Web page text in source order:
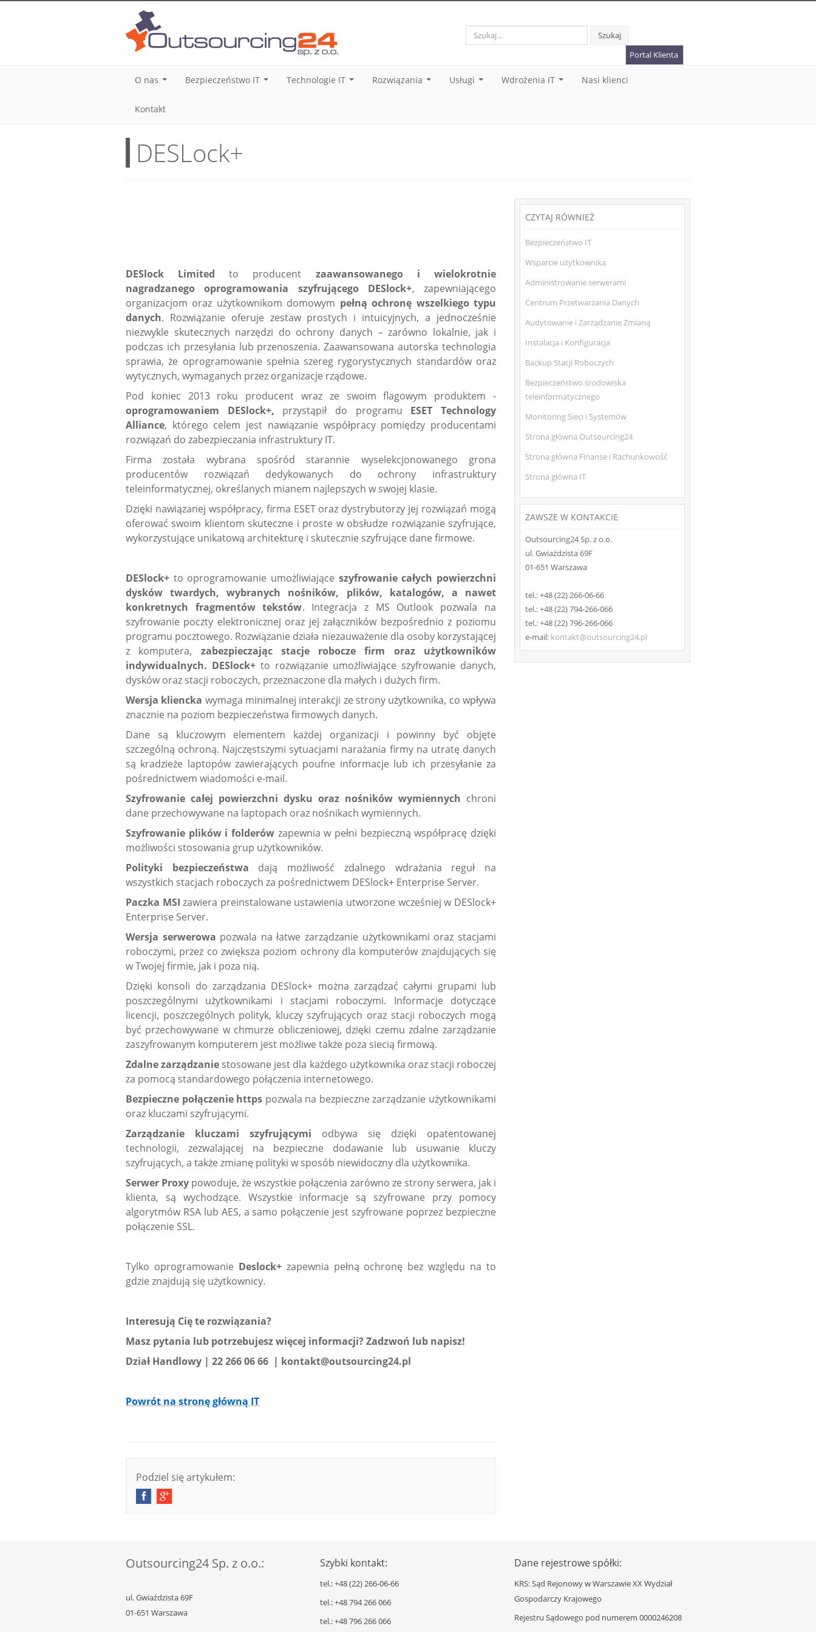
Szukaj
Portal Klienta
O nas Bezpieczeństwo IT Technologie IT Rozwiązania Usługi Wdrożenia IT Nasi klienci
Kontakt
DESLock+
DESlock Limitedto producent zaawansowanego i wielokrotnie
nagradzanego oprogramowania szyfrującego DESlock+, zapewniającego
organizacjom oraz użytkownikom domowym pełną ochronę wszelkiego typu
danych. Rozwiązanie oferuje zestaw prostych i intuicyjnych, a jednocześnie
niezwykle skutecznych narzędzi do ochrony danych – zarówno lokalnie, jak i
podczas ich przesyłania lub przenoszenia. Zaawansowana autorska technologia
sprawia, że oprogramowanie spełnia szereg rygorystycznych standardów oraz
wytycznych, wymaganych przez organizacje rządowe.
Pod koniec 2013 roku producent wraz ze swoim flagowym produktem -
oprogramowaniem DESlock+, przystąpił do programu ESET Technology
Alliance, którego celem jest nawiązanie współpracy pomiędzy producentami
rozwiązań do zabezpieczania infrastruktury IT.
Firma została wybrana spośród starannie wyselekcjonowanego grona
producentów rozwiązań dedykowanych do ochrony infrastruktury
teleinformatycznej, określanych mianem najlepszych w swojej klasie.
Dzięki nawiązanej współpracy, firma ESET oraz dystrybutorzy jej rozwiązań mogą
oferować swoim klientom skuteczne i proste w obsłudze rozwiązanie szyfrujące,
wykorzystujące unikatową architekturę i skutecznie szyfrujące dane firmowe.
DESlock+ to oprogramowanie umożliwiające szyfrowanie całych powierzchni
dysków twardych, wybranych nośników, plików, katalogów, a nawet
konkretnych fragmentów tekstów. Integracja z MS Outlook pozwala na
szyfrowanie poczty elektronicznej oraz jej załączników bezpośrednio z poziomu
programu pocztowego. Rozwiązanie działa niezauważenie dla osoby korzystającej
z komputera, zabezpieczając stacje robocze firm oraz użytkowników
indywidualnych. DESlock+to rozwiązanie umożliwiające szyfrowanie danych,
dysków oraz stacji roboczych, przeznaczone dla małych i dużych firm.
Wersja kliencka wymaga minimalnej interakcji ze strony użytkownika, co wpływa
znacznie na poziom bezpieczeństwa firmowych danych.
Dane są kluczowym elementem każdej organizacji i powinny być objęte
szczególną ochroną. Najczęstszymi sytuacjami narażania firmy na utratę danych
są kradzieże laptopów zawierających poufne informacje lub ich przesyłanie za
pośrednictwem wiadomości e-mail.
Szyfrowanie całej powierzchni dysku oraz nośników wymiennych chroni
dane przechowywane na laptopach oraz nośnikach wymiennych.
Szyfrowanie plików i folderów zapewnia w pełni bezpieczną współpracę dzięki
możliwości stosowania grup użytkowników.
Polityki bezpieczeństwa dają możliwość zdalnego wdrażania reguł na
wszystkich stacjach roboczych za pośrednictwem DESlock+ Enterprise Server.
Paczka MSIzawiera preinstalowane ustawienia utworzone wcześniej w DESlock+
Enterprise Server.
Wersja serwerowa pozwala na łatwe zarządzanie użytkownikami oraz stacjami
roboczymi, przez co zwiększa poziom ochrony dla komputerów znajdujących się
w Twojej firmie, jak i poza nią.
Dzięki konsoli do zarządzania DESlock+ można zarządzać całymi grupami lub
poszczególnymi użytkownikami i stacjami roboczymi. Informacje dotyczące
licencji, poszczególnych polityk, kluczy szyfrujących oraz stacji roboczych mogą
być przechowywane w chmurze obliczeniowej, dzięki czemu zdalne zarządzanie
zaszyfrowanym komputerem jest możliwe także poza siecią firmową.
Zdalne zarządzanie stosowane jest dla każdego użytkownika oraz stacji roboczej
za pomocą standardowego połączenia internetowego.
Bezpieczne połączenie https pozwala na bezpieczne zarządzanie użytkownikami
oraz kluczami szyfrującymi.
Zarządzanie kluczami szyfrującymi odbywa się dzięki opatentowanej
technologii, zezwalającej na bezpieczne dodawanie lub usuwanie kluczy
szyfrujących, a także zmianę polityki w sposób niewidoczny dla użytkownika.
Serwer Proxy powoduje, że wszystkie połączenia zarówno ze strony serwera, jak i
klienta, są wychodzące. Wszystkie informacje są szyfrowane przy pomocy
algorytmów RSA lub AES, a samo połączenie jest szyfrowane poprzez bezpieczne
połączenie SSL.
Tylko oprogramowanie Deslock+zapewnia pełną ochronę bez względu na to
gdzie znajdują się użytkownicy.
Interesują Cię te rozwiązania?
Masz pytania lub potrzebujesz więcej informacji? Zadzwoń lub napisz!
Dział Handlowy | 22 266 06 66 | kontakt@outsourcing24.pl
Powrót na stronę główną IT
Podziel się artykułem:
CZYTAJ RÓWNIEŻ
Bezpieczeństwo IT
Wsparcie użytkownika
Administrowanie serwerami
Centrum Przetwarzania Danych
Audytowanie i Zarządzanie Zmianą
Instalacja i Konfiguracja
Backup Stacji Roboczych
Bezpieczeństwo środowiska
teleinformatycznego
Monitoring Sieci i Systemów
Strona główna Outsourcing24
Strona główna Finanse i Rachunkowość
Strona główna IT
ZAWSZE W KONTAKCIE
Outsourcing24 Sp. z o.o.
ul. Gwiaździsta 69F
01-651 Warszawa
tel.: +48 (22) 266-06-66
tel.: +48 (22) 794-266-066
tel.: +48 (22) 796-266-066
e-mail: kontakt@outsourcing24.pl
Outsourcing24 Sp. z o.o.:
ul. Gwiaździsta 69F
01-651 Warszawa
Szybki kontakt:
tel.: +48 (22) 266-06-66
tel.: +48 794 266 066
tel.: +48 796 266 066
Dane rejestrowe spółki:
KRS: Sąd Rejonowy w Warszawie XX Wydział
Gospodarczy Krajowego
Rejestru Sądowego pod numerem 0000246208